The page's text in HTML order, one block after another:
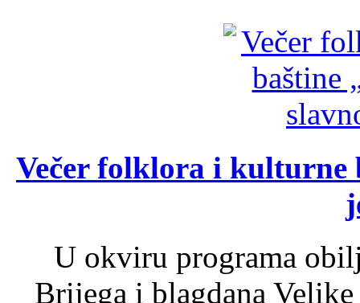
Večer folklora i kulturne
U okviru programa
Brijega i blagdana